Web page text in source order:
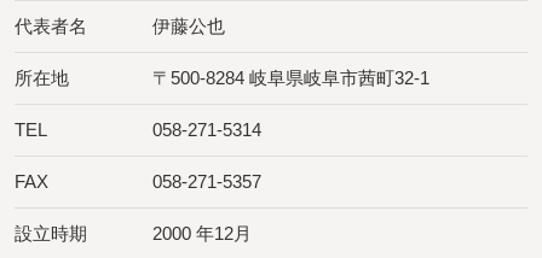
代表者名 伊藤公也
所在地 〒500-8284 岐阜県岐阜市茜町32-1
TEL 058-271-5314
FAX 058-271-5357
設立時期 2000 年12月